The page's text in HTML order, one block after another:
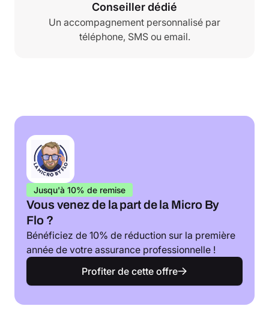
Conseiller dédié
Un accompagnement personnalisé par
téléphone, SMS ou email.
Jusqu'à 10% de remise
Vous venez de la part de la Micro By
Flo ?
Bénéficiez de 10% de réduction sur la première
année de votre assurance professionnelle !
Profiter de cette offre